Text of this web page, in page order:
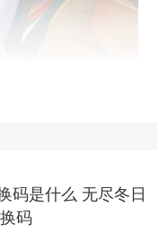
宝岛礁、月牙绿洲四
现的秀台上展示自
码是什么 无尽冬日
码